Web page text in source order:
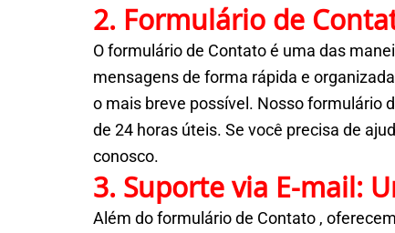
2. Formulário de
O formulário de Contato é uma das
mensagens de forma rápida e
o mais breve possível. Nosso formulário
de 24 horas úteis. Se você precisa de
conosco.
3. Suporte via E-mail:
Além do formulário de Contato ,